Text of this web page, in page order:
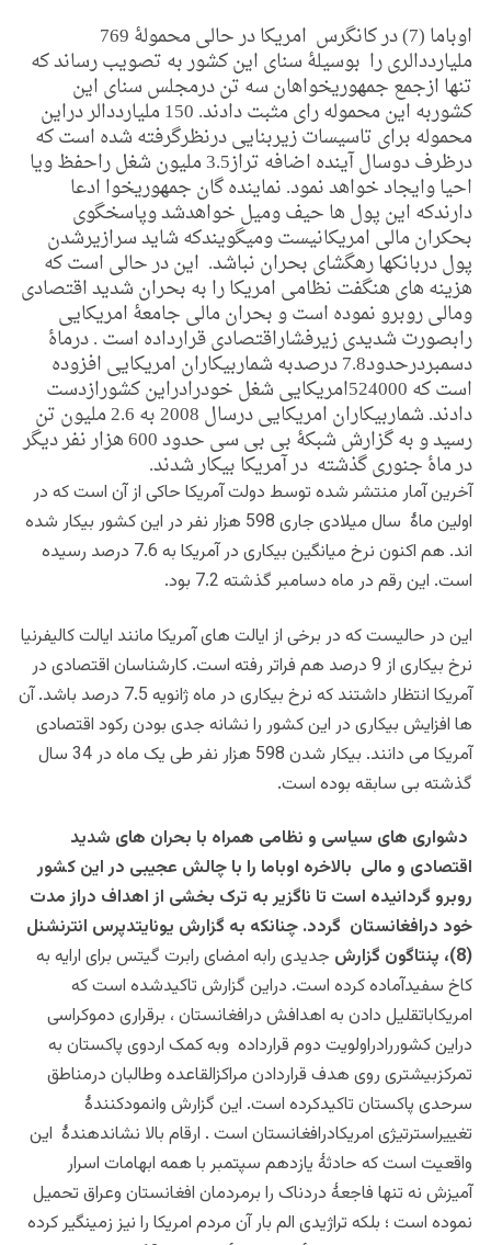
اوباما (7) در کانگرس امریکا در حالی محمولۀ 769
ملیارددالری را بوسیلۀ سنای این کشور به تصویب رساند که
تنها ازجمع جمهوریخواهان سه تن درمجلس سنای این
کشوربه این محموله رای مثبت دادند. 150 ملیارددالر دراین
محموله برای تاسیسات زیربنایی درنظرگرفته شده است که
درظرف دوسال آینده اضافه تراز3.5 ملیون شغل راحفظ ویا
احیا وایجاد خواهد نمود. نماینده گان جمهوریخوا ادعا
دارندکه این پول ها حیف ومیل خواهدشد وپاسخگوی
بحکران مالی امریکانیست ومیگویندکه شاید سرازیرشدن
پول دربانکها رهگشای بحران نباشد. این در حالی است که
هزینه های هنگفت نظامی امریکا را به بحران شدید اقتصادی
ومالی روبرو نموده است و بحران مالی جامعۀ امریکایی
رابصورت شدیدی زیرفشاراقتصادی قرارداده است . درماۀ
دسمبردرحدود7.8 درصدبه شماربیکاران امریکایی افزوده
است که 524000امریکایی شغل خودرادراین کشورازدست
دادند. شماربیکاران امریکایی درسال 2008 به 2.6 ملیون تن
رسید و به گزارش شبکۀ بی بی سی حدود 600 هزار نفر دیگر
در ماۀ جنوری گذشته در آمریکا بیکار شدند.
آخرین آمار منتشر شده توسط دولت آمریکا حاکی از آن است که در
اولین ماۀ سال میلادی جاری 598 هزار نفر در این کشور بیکار شده
اند. هم اکنون نرخ میانگین بیکاری در آمریکا به 7.6 درصد رسیده
است. این رقم در ماه دسامبر گذشته 7.2 بود.
این در حالیست که در برخی از ایالت های آمریکا مانند ایالت کالیفرنیا
نرخ بیکاری از 9 درصد هم فراتر رفته است. کارشناسان اقتصادی در
آمریکا انتظار داشتند که نرخ بیکاری در ماه ژانویه 7.5 درصد باشد. آن
ها افزایش بیکاری در این کشور را نشانه جدی بودن رکود اقتصادی
آمریکا می دانند. بیکار شدن 598 هزار نفر طی یک ماه در 34 سال
گذشته بی سابقه بوده است.
دشواری های سیاسی و نظامی همراه با بحران های شدید
اقتصادی و مالی بالاخره اوباما را با چالش عجیبی در این کشور
روبرو گردانیده است تا ناگزیر به ترک بخشی از اهداف دراز مدت
خود درافغانستان گردد. چنانکه به گزارش یونایتدپرس انترنشنل
(8)، پنتاگون گزارش
جدیدی رابه امضای رابرت گیتس برای ارایه به
کاخ سفیدآماده کرده است. دراین گزارش تاکیدشده است که
امریکاباتقلیل دادن به اهدافش درافغانستان ، برقراری دموکراسی
دراین کشوررادراولویت دوم قرارداده وبه کمک اردوی پاکستان به
تمرکزبیشتری روی هدف قراردادن مراکزالقاعده وطالبان درمناطق
سرحدی پاکستان تاکیدکرده است. این گزارش وانمودکنندۀ
تغییراسترتیژی امریکادرافغانستان است . ارقام بالا نشاندهندۀ این
واقعیت است که حادثۀ یازدهم سپتمبر با همه ابهامات اسرار
آمیزش نه تنها فاجعۀ دردناک را برمردمان افغانستان وعراق تحمیل
نموده است ؛ بلکه تراژیدی الم بار آن مردم امریکا را نیز زمینگیر کرده